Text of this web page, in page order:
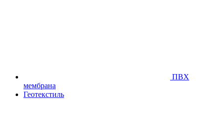
ПВХ
мембрана
Геотекстиль